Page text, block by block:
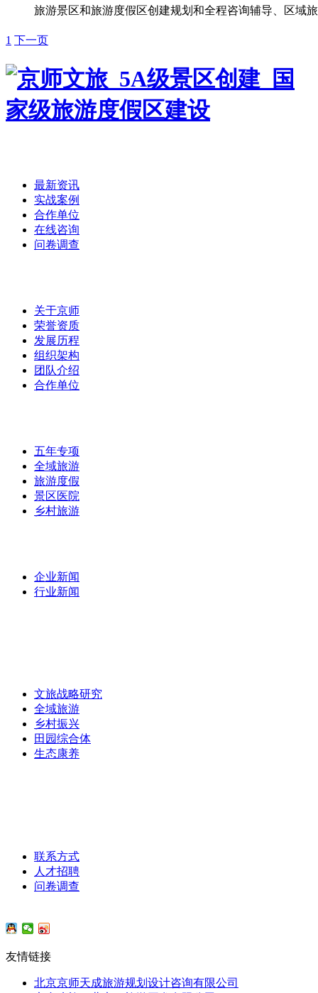
旅游景区和旅游度假区创建规划和全程咨询辅导、区域
1 下一页
最新资讯
实战案例
合作单位
在线咨询
问卷调查
关于京师
荣誉资质
发展历程
组织架构
团队介绍
合作单位
五年专项
全域旅游
旅游度假
景区医院
乡村旅游
企业新闻
行业新闻
文旅战略研究
全域旅游
乡村振兴
田园综合体
生态康养
联系方式
人才招聘
问卷调查
友情链接
北京京师天成旅游规划设计咨询有限公司